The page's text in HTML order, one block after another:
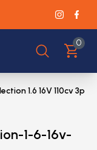
0
1.6 16V 110cv 3p
1-6-16v-